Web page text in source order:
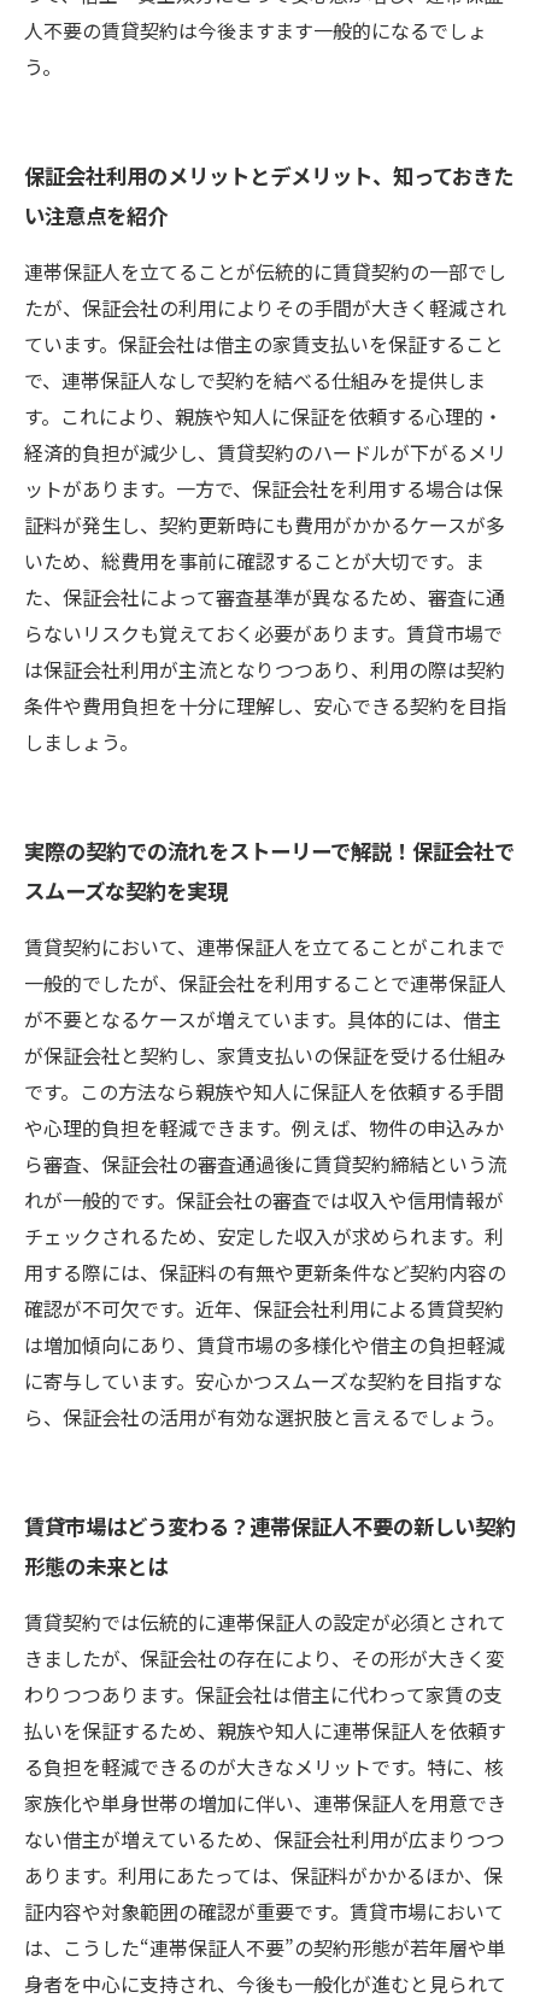
人不要の賃貸契約は今後ますます一般的になるでしょ
う。
保証会社利用のメリットとデメリット、知っておきた
い注意点を紹介
連帯保証人を立てることが伝統的に賃貸契約の一部でし
たが、保証会社の利用によりその手間が大きく軽減され
ています。保証会社は借主の家賃支払いを保証すること
で、連帯保証人なしで契約を結べる仕組みを提供しま
す。これにより、親族や知人に保証を依頼する心理的・
経済的負担が減少し、賃貸契約のハードルが下がるメリ
ットがあります。一方で、保証会社を利用する場合は保
証料が発生し、契約更新時にも費用がかかるケースが多
いため、総費用を事前に確認することが大切です。ま
た、保証会社によって審査基準が異なるため、審査に通
らないリスクも覚えておく必要があります。賃貸市場で
は保証会社利用が主流となりつつあり、利用の際は契約
条件や費用負担を十分に理解し、安心できる契約を目指
しましょう。
実際の契約での流れをストーリーで解説！保証会社で
スムーズな契約を実現
賃貸契約において、連帯保証人を立てることがこれまで
一般的でしたが、保証会社を利用することで連帯保証人
が不要となるケースが増えています。具体的には、借主
が保証会社と契約し、家賃支払いの保証を受ける仕組み
です。この方法なら親族や知人に保証人を依頼する手間
や心理的負担を軽減できます。例えば、物件の申込みか
ら審査、保証会社の審査通過後に賃貸契約締結という流
れが一般的です。保証会社の審査では収入や信用情報が
チェックされるため、安定した収入が求められます。利
用する際には、保証料の有無や更新条件など契約内容の
確認が不可欠です。近年、保証会社利用による賃貸契約
は増加傾向にあり、賃貸市場の多様化や借主の負担軽減
に寄与しています。安心かつスムーズな契約を目指すな
ら、保証会社の活用が有効な選択肢と言えるでしょう。
賃貸市場はどう変わる？連帯保証人不要の新しい契約
形態の未来とは
賃貸契約では伝統的に連帯保証人の設定が必須とされて
きましたが、保証会社の存在により、その形が大きく変
わりつつあります。保証会社は借主に代わって家賃の支
払いを保証するため、親族や知人に連帯保証人を依頼す
る負担を軽減できるのが大きなメリットです。特に、核
家族化や単身世帯の増加に伴い、連帯保証人を用意でき
ない借主が増えているため、保証会社利用が広まりつつ
あります。利用にあたっては、保証料がかかるほか、保
証内容や対象範囲の確認が重要です。賃貸市場において
は、こうした“連帯保証人不要”の契約形態が若年層や単
身者を中心に支持され、今後も一般化が進むと見られて